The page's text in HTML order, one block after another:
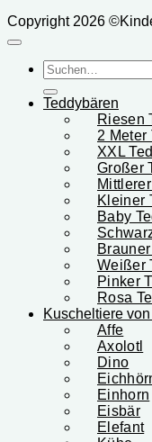
Copyright 2026
Suchen
nach:
Teddybären
Riesen
2 Meter
XXL
Großer
Kleiner
Baby
Weißer
Pinker
Rosa
Kuscheltiere von
Affe
Axolotl
Dino
Einhorn
Eisbär
Elefant